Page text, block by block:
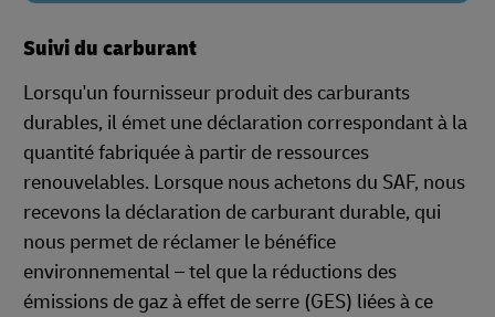
Suivi du carburant
Lorsqu'un fournisseur produit des carburants
durables, il émet une déclaration correspondant à la
quantité fabriquée à partir de ressources
renouvelables. Lorsque nous achetons du SAF, nous
recevons la déclaration de carburant durable, qui
nous permet de réclamer le bénéfice
environnemental – tel que la réductions des
émissions de gaz à effet de serre (GES) liées à ce